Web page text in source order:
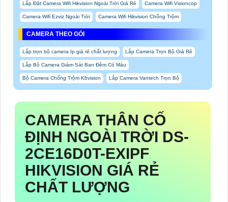
Lắp Đặt Camera Wifi Hikvision Ngoài Trời Giá Rẻ Camera Wifi Visioncop
Camera Wifi Ezviz Ngoài Trời Camera Wifi Hikvision Chống Trộm
CAMERA THEO GÓI
Lắp trọn bộ camera Ip giá rẻ chất lượng Lắp Camera Trọn Bộ Giá Rẻ
Lắp Bộ Camera Giám Sát Ban Đêm Có Màu
Bộ Camera Chống Trộm Kbvision Lắp Camera Vantech Trọn Bộ
CAMERA THÂN CỐ
ĐỊNH NGOÀI TRỜI DS-
2CE16D0T-EXIPF
HIKVISION GIÁ RẺ
CHẤT LƯỢNG